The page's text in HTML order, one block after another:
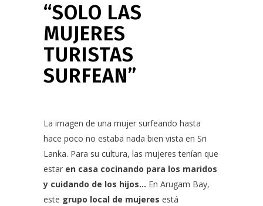
“SOLO LAS
MUJERES
TURISTAS
SURFEAN”
La imagen de una mujer surfeando hasta
hace poco no estaba nada bien vista en Sri
Lanka. Para su cultura, las mujeres tenían que
estar en casa cocinando para los maridos
y cuidando de los hijos… En Arugam Bay,
este grupo local de mujeres está